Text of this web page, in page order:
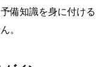
備知識を身に付ける
。